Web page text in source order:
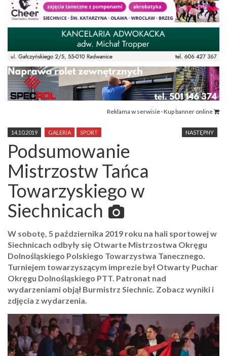
Reklama w serwisie · Kup banner online
NASTĘPNY
14.10.2019 GALERIA SPORT
Podsumowanie
Mistrzostw Tańca
Towarzyskiego w
Siechnicach
W sobotę, 5 października 2019 roku na hali sportowej w
Siechnicach odbyły się Otwarte Mistrzostwa Okręgu
Dolnośląskiego Polskiego Towarzystwa Tanecznego.
Turniejem towarzyszącym imprezie był Otwarty Puchar
Okręgu Dolnośląskiego PTT. Patronat nad
wydarzeniami objął Burmistrz Siechnic. Zobacz wyniki i
zdjęcia z wydarzenia.